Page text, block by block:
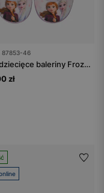
87853-46
Kapcie dziecięce baleriny Frozen BARTEK 87853-46
zł